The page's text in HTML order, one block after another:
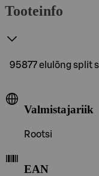
Tooteinfo
95877 elulõng split
Valmistajariik
Rootsi
EAN